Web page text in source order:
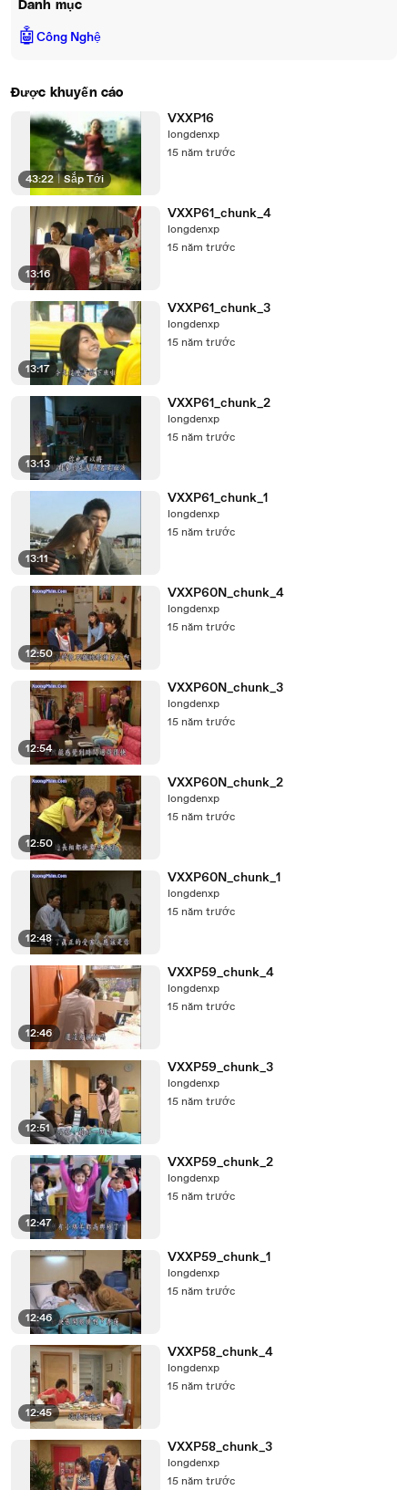
Danh mục
🤖Công Nghệ
Được khuyến cáo
43:22 | Sắp Tới
VXXP16
longdenxp
15 năm trước
13:16
VXXP61_chunk_4
longdenxp
15 năm trước
13:17
VXXP61_chunk_3
longdenxp
15 năm trước
13:13
VXXP61_chunk_2
longdenxp
15 năm trước
13:11
VXXP61_chunk_1
longdenxp
15 năm trước
12:50
VXXP60N_chunk_4
longdenxp
15 năm trước
12:54
VXXP60N_chunk_3
longdenxp
15 năm trước
12:50
VXXP60N_chunk_2
longdenxp
15 năm trước
12:48
VXXP60N_chunk_1
longdenxp
15 năm trước
12:46
VXXP59_chunk_4
longdenxp
15 năm trước
12:51
VXXP59_chunk_3
longdenxp
15 năm trước
12:47
VXXP59_chunk_2
longdenxp
15 năm trước
12:46
VXXP59_chunk_1
longdenxp
15 năm trước
12:45
VXXP58_chunk_4
longdenxp
15 năm trước
VXXP58_chunk_3
longdenxp
15 năm trước